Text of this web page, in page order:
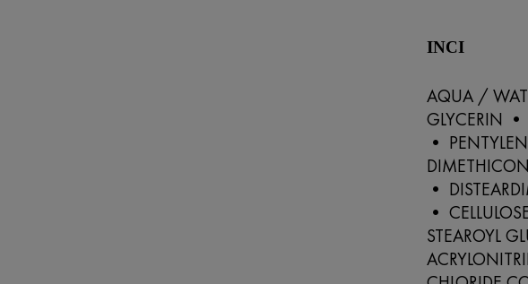
INCI
AQUA /
GLYCERIN •
•
•
•
STEAROYL